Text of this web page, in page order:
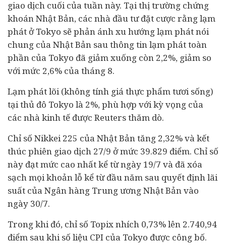
giao dịch cuối của tuần này. Tại thị trường chứng
khoán Nhật Bản, các nhà đầu tưđặt cược rằng lạm
phát ở Tokyo sẽ phản ánh xu hướng lạm phát nói
chung của Nhật Bản sau thông tin lạm phát toàn
phần của Tokyo đã giảm xuống còn 2,2%, giảm so
với mức 2,6% của tháng 8.
Lạm phát lõi (không tính giá thực phẩm tươi sống)
tại thủ đô Tokyo là 2%, phù hợp với kỳ vọng của
các nhà kinh tế được Reuters thăm dò.
Chỉ số Nikkei 225 của Nhật Bản tăng 2,32% và kết
thúc phiên giao dịch 27/9 ở mức 39.829 điểm. Chỉ số
này đạt mức cao nhất kể từ ngày 19/7 và đã xóa
sạch mọi khoản lỗ kể từ đầu năm sau quyết định lãi
suất của Ngân hàng Trung ương Nhật Bản vào
ngày 30/7.
Trong khi đó, chỉ số Topix nhích 0,73% lên 2.740,94
điểm sau khi số liệu CPI của Tokyo được công bố.